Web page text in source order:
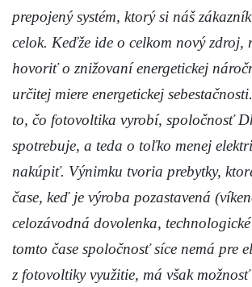
prepojený systém, ktorý si náš
celok. Keďže ide o celkom nový zdroj,
hovoriť o znižovaní energetickej
určitej miere energetickej
to, čo fotovoltika vyrobí, spoločnosť
spotrebuje, a teda o toľko menej
nakúpiť. Výnimku tvoria prebytky,
čase, keď je výroba pozastavená
celozávodná dovolenka,
tomto čase spoločnosť síce nemá pre
z fotovoltiky využitie, má však